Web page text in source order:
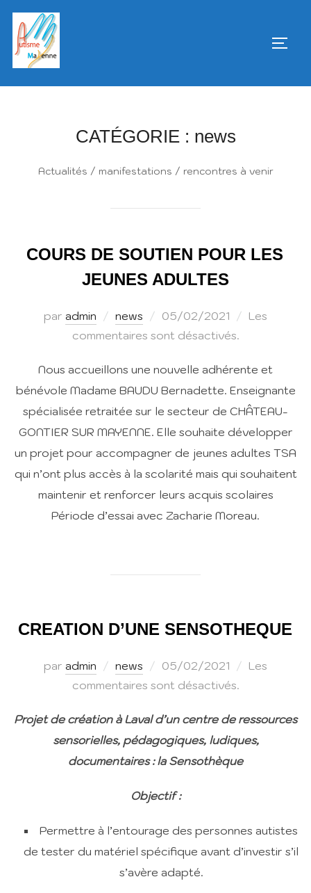
Aller
contenu
CATÉGORIE : news
Actualités / manifestations / rencontres à venir
COURS DE SOUTIEN POUR LES
JEUNES ADULTES
par admin news
Publié
le
05/02/2021
Les
commentaires sont désactivés.
Nous accueillons une nouvelle adhérente et
bénévole Madame BAUDU Bernadette. Enseignante
spécialisée retraitée sur le secteur de CHÂTEAU-
GONTIER SUR MAYENNE. Elle souhaite développer
un projet pour accompagner de jeunes adultes TSA
qui n’ont plus accès à la scolarité mais qui souhaitent
maintenir et renforcer leurs acquis scolaires
Période d’essai avec Zacharie Moreau.
CREATION D’UNE SENSOTHEQUE
par admin news
Publié
le
05/02/2021
Les
commentaires sont désactivés.
Projet de création à Laval d’un centre de ressources
sensorielles, pédagogiques, ludiques,
documentaires : la Sensothèque
Objectif :
Permettre à l’entourage des personnes autistes
de tester du matériel spécifique avant d’investir s’il
s’avère adapté.